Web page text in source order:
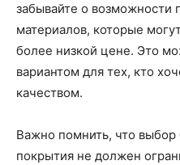
забывайте о возможности
материалов, которые
более низкой цене. Это
вариантом для тех, кто
качеством.
Важно помнить, что
покрытия не должен